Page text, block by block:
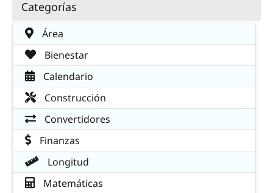
Categorías
Área
Bienestar
Calendario
Construcción
Convertidores
Finanzas
Longitud
Matemáticas